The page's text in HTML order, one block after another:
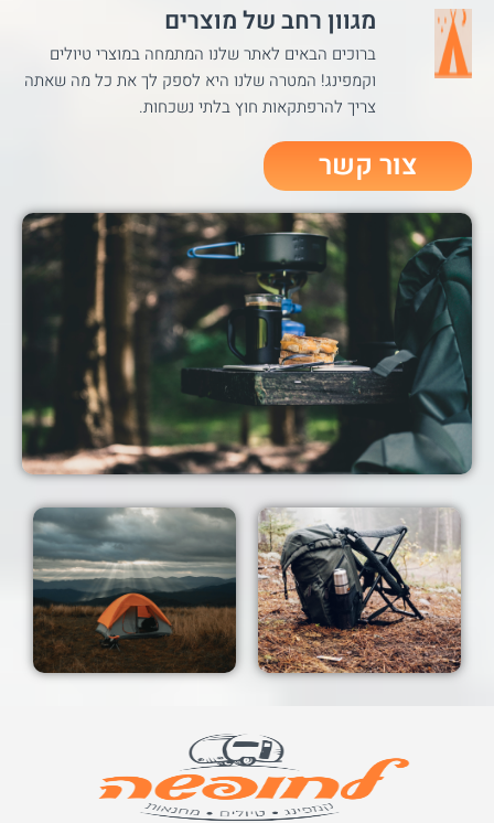
מגוון רחב של מוצרים
ברוכים הבאים לאתר שלנו המתמחה במוצרי טיולים
וקמפינג! המטרה שלנו היא לספק לך את כל מה שאתה
צריך להרפתקאות חוץ בלתי נשכחות.
צור קשר